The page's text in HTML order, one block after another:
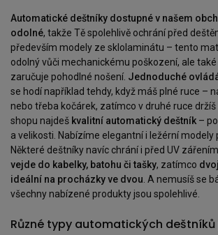
Automatické deštníky dostupné v našem
odolné, takže Tě spolehlivě ochrání před
především modely ze sklolaminátu – tento
odolný vůči mechanickému poškození, ale
zaručuje pohodlné nošení. Jednoduché
se hodí například tehdy, když máš plné ruce –
nebo třeba kočárek, zatímco v druhé ruce držíš
shopu najdeš kvalitní automatický deštník –
a velikosti. Nabízíme elegantní i ležérní modely
Některé deštníky navíc chrání i před UV
vejde do kabelky, batohu či tašky, zatímco
ideální na procházky ve dvou. A nemusíš se
všechny nabízené produkty jsou spolehlivé.
Různé typy automatických deštníků